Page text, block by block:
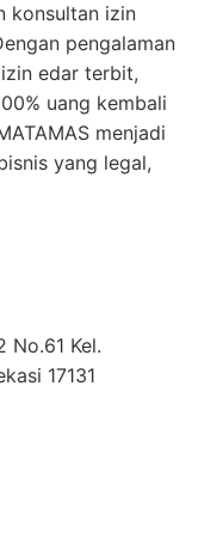
konsultan izin
pengalaman
edar terbit,
uang kembali
menjadi
yang legal,
No.61 Kel.
17131